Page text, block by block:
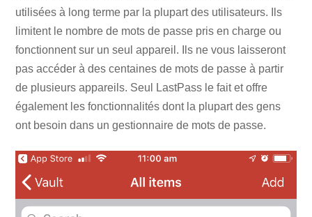
utilisées à long terme par la plupart des utilisateurs. Ils
limitent le nombre de mots de passe pris en charge ou
fonctionnent sur un seul appareil. Ils ne vous laisseront
pas accéder à des centaines de mots de passe à partir
de plusieurs appareils. Seul LastPass le fait et offre
également les fonctionnalités dont la plupart des gens
ont besoin dans un gestionnaire de mots de passe.